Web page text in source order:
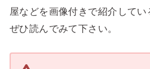
屋などを画像付きで紹介して
ぜひ読んでみて下さい。